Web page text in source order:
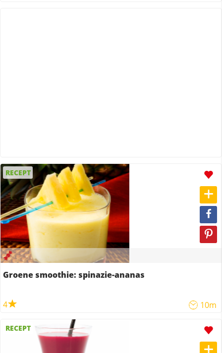
RECEPT
Groene smoothie: spinazie-ananas
4 10m
RECEPT